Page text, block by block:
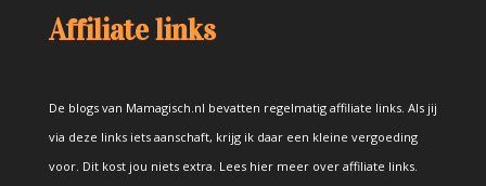
Affiliate links
De blogs van Mamagisch.nl bevatten regelmatig affiliate links. Als jij
via deze links iets aanschaft, krijg ik daar een kleine vergoeding
voor. Dit kost jou niets extra. Lees hier meer over affiliate links.